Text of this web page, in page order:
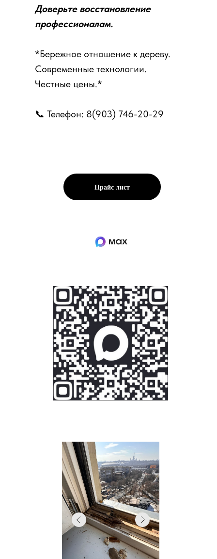
Доверьте восстановление
профессионалам.
*Бережное отношение к дереву.
Современные технологии.
Честные цены.*
📞 Телефон: 8(903) 746-20-29
Прайс лист